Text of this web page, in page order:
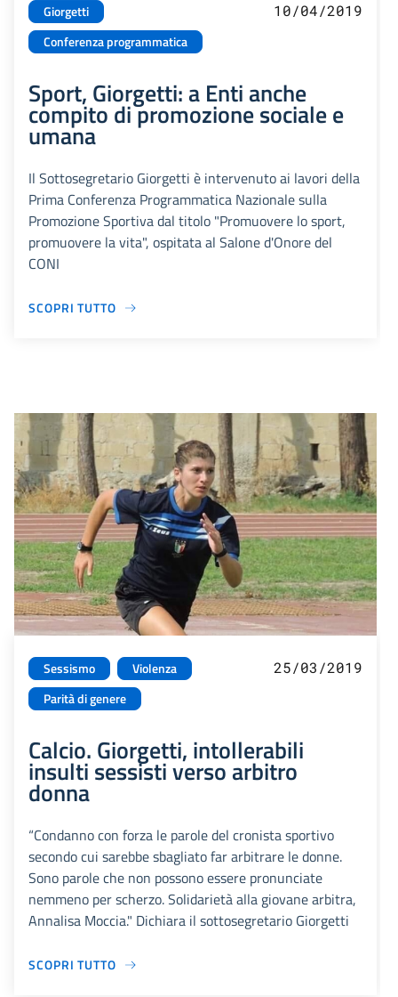
Giorgetti
Conferenza programmatica
10/04/2019
Sport, Giorgetti: a Enti anche
compito di promozione sociale e
umana
Il Sottosegretario Giorgetti è intervenuto ai lavori della
Prima Conferenza Programmatica Nazionale sulla
Promozione Sportiva dal titolo "Promuovere lo sport,
promuovere la vita", ospitata al Salone d'Onore del
CONI
SCOPRI TUTTO
Sessismo
Violenza
Parità di genere
25/03/2019
Calcio. Giorgetti, intollerabili
insulti sessisti verso arbitro
donna
“Condanno con forza le parole del cronista sportivo
secondo cui sarebbe sbagliato far arbitrare le donne.
Sono parole che non possono essere pronunciate
nemmeno per scherzo. Solidarietà alla giovane arbitra,
Annalisa Moccia." Dichiara il sottosegretario Giorgetti
SCOPRI TUTTO